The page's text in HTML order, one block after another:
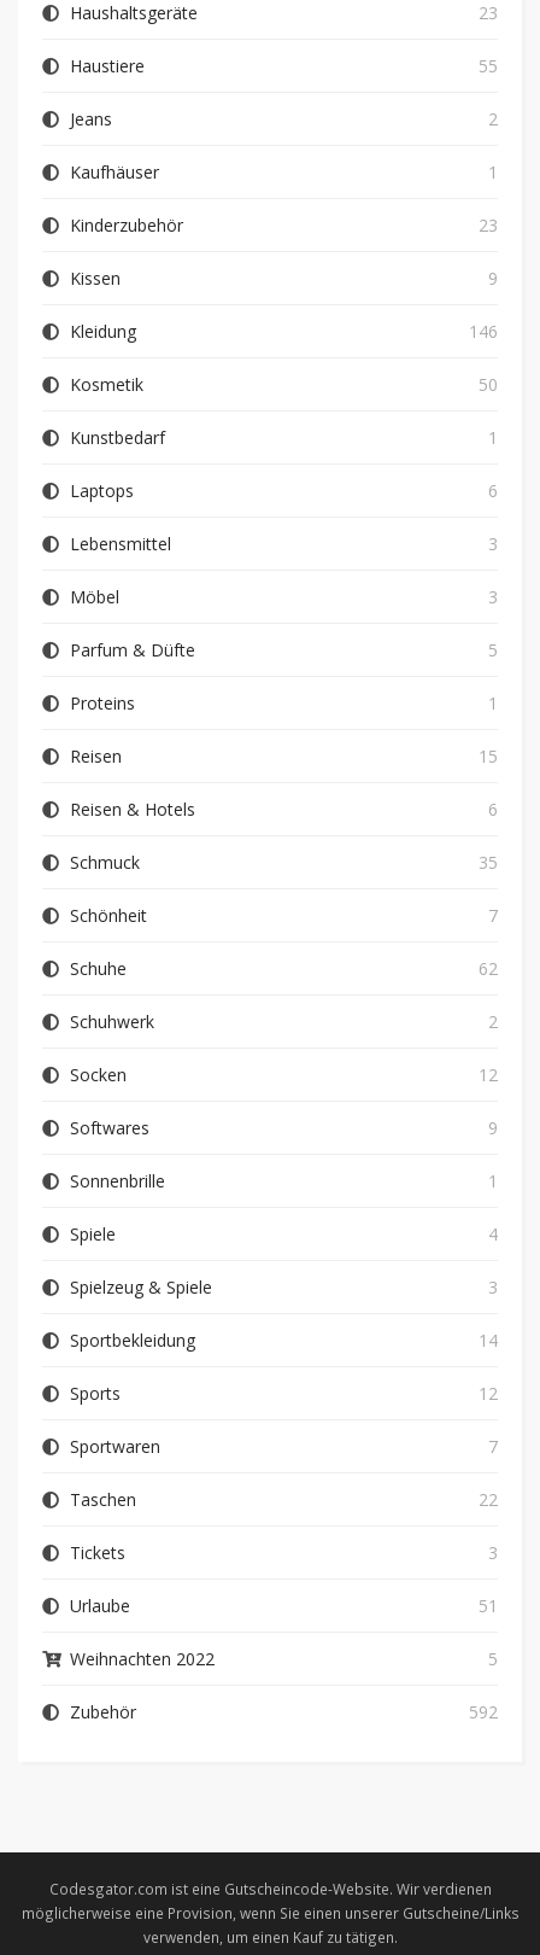
Haushaltsgeräte 23
Haustiere 55
Jeans 2
Kaufhäuser 1
Kinderzubehör 23
Kissen 9
Kleidung 146
Kosmetik 50
Kunstbedarf 1
Laptops 6
Lebensmittel 3
Möbel 3
Parfum & Düfte 5
Proteins 1
Reisen 15
Reisen & Hotels 6
Schmuck 35
Schönheit 7
Schuhe 62
Schuhwerk 2
Socken 12
Softwares 9
Sonnenbrille 1
Spiele 4
Spielzeug & Spiele 3
Sportbekleidung 14
Sports 12
Sportwaren 7
Taschen 22
Tickets 3
Urlaube 51
Weihnachten 2022 5
Zubehör 592
Codesgator.com ist eine Gutscheincode-Website. Wir verdienen
möglicherweise eine Provision, wenn Sie einen unserer Gutscheine/Links
verwenden, um einen Kauf zu tätigen.